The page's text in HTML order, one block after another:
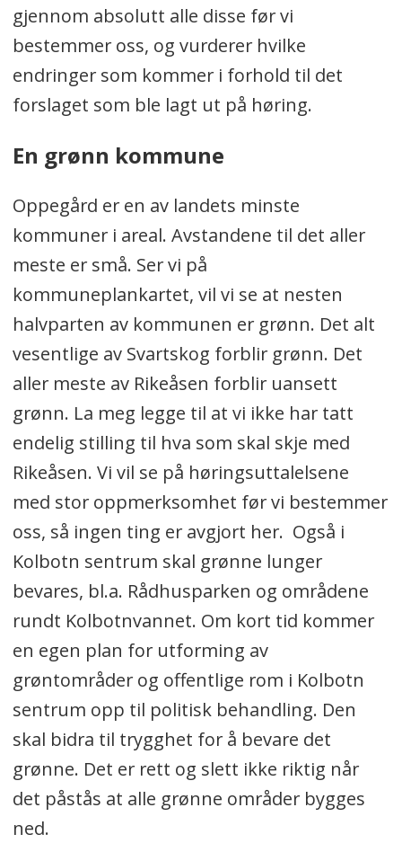
gjennom absolutt alle disse før vi
bestemmer oss, og vurderer hvilke
endringer som kommer i forhold til det
forslaget som ble lagt ut på høring.
En grønn kommune
Oppegård er en av landets minste
kommuner i areal. Avstandene til det aller
meste er små. Ser vi på
kommuneplankartet, vil vi se at nesten
halvparten av kommunen er grønn. Det alt
vesentlige av Svartskog forblir grønn. Det
aller meste av Rikeåsen forblir uansett
grønn. La meg legge til at vi ikke har tatt
endelig stilling til hva som skal skje med
Rikeåsen. Vi vil se på høringsuttalelsene
med stor oppmerksomhet før vi bestemmer
oss, så ingen ting er avgjort her. Også i
Kolbotn sentrum skal grønne lunger
bevares, bl.a. Rådhusparken og områdene
rundt Kolbotnvannet. Om kort tid kommer
en egen plan for utforming av
grøntområder og offentlige rom i Kolbotn
sentrum opp til politisk behandling. Den
skal bidra til trygghet for å bevare det
grønne. Det er rett og slett ikke riktig når
det påstås at alle grønne områder bygges
ned.